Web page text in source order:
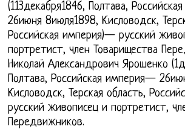
(113декабря1846, Полтава,
26июня 8июля1898, Кисловодск,
Российская империя)— русский
портретист, член Товарищества
Николай Александрович Ярошенко
Полтава, Российская империя—
Кисловодск, Терская область,
русский живописец и портретист,
Передвижников.